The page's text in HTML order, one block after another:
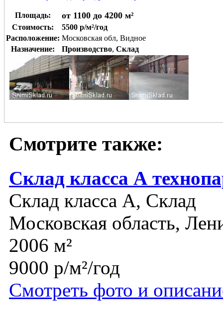
Площадь: от 1100 до 4200 м²
Стоимость:
5500 р/м²/год
Расположение: Московская обл, Видное
Назначение:
Производство, Склад
Смотрите также:
Склад класса А
Склад класса A, Склад
Московская область,
2006 м²
9000 р/м²/год
Смотреть фото и